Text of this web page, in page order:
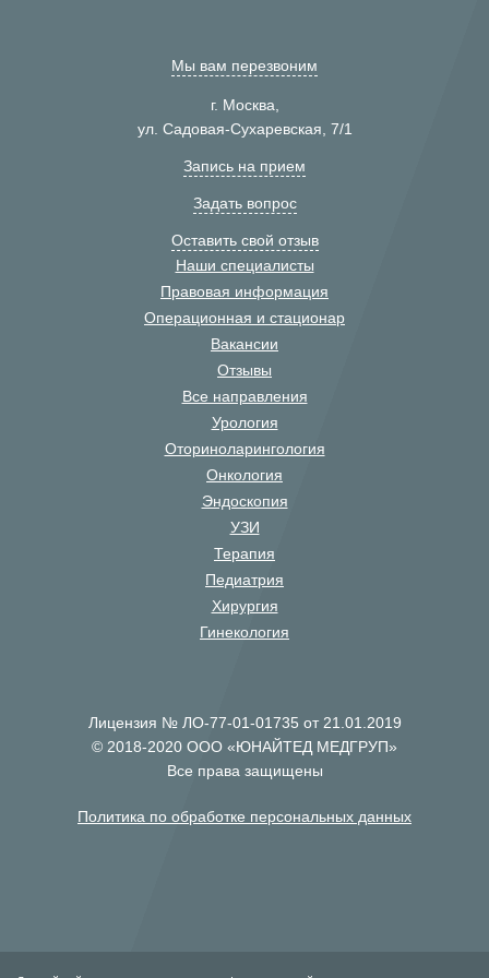
Мы вам перезвоним
г. Москва,
ул. Садовая-Сухаревская, 7/1
Запись на прием
Задать вопрос
Оставить свой отзыв
Наши специалисты
Правовая информация
Операционная и стационар
Вакансии
Отзывы
Все направления
Урология
Оториноларингология
Онкология
Эндоскопия
УЗИ
Терапия
Педиатрия
Хирургия
Гинекология
Лицензия № ЛО-77-01-01735 от 21.01.2019
© 2018-2020 ООО «ЮНАЙТЕД МЕДГРУП»
Все права защищены
Политика по обработке персональных данных